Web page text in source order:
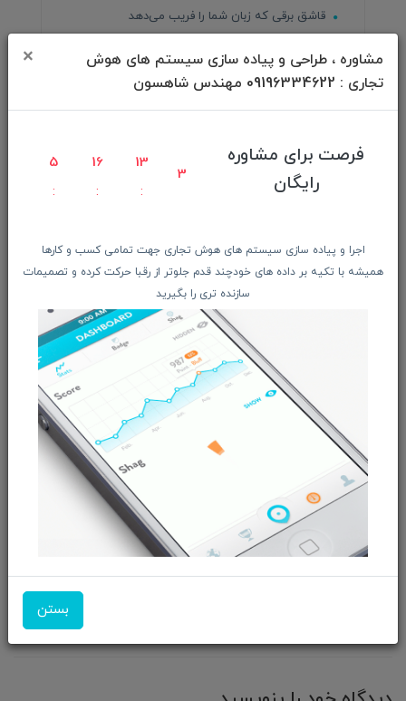
مشاوره ، طراحی و پیاده سازی سیستم های هوش
تجاری : 09196334622 مهندس شاهسون
×
فرصت برای مشاوره
رایگان
5 16 13
2
اجرا و پیاده سازی سیستم های هوش تجاری جهت تمامی کسب و کارها
همیشه با تکیه بر داده های خودچند قدم جلوتر از رقبا حرکت کرده و تصمیمات
سازنده تری را بگیرید
بستن
قاشق برقی که زبان شما را فریب می‌دهد
مقاله بهترین لپ‌تاپ‌های گیمینگ موجود در بازار
ایران
واکنش منفی کاربران به سیاست های جدید موزیلا
استراتژی رشد
پایان راه اسکایپ
چگونه بازدید سایت خود را افزایش دهیم؟
بهترین گوشی های شیائومی
تاریخچه هوش مصنوعی
پایان سناریوی پردازنده های نسل ۱۰
معرفی و مشخصات سری آیفون 14
یکشنبه، 19 اسفند 03 علی شاهسون
اخبار
فناوری اطلاعات
توقف رسانه ماشین سن دیسک
دیجیتال
ابری داده SN850X NAND SSD
HDD
HAMR WD هارد